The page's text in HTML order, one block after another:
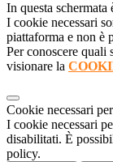
In questa
I cookie necessari
piattaforma e non è
Per conoscere quali
visionare la
Cookie necessari
I cookie necessari
disabilitati. È
policy.